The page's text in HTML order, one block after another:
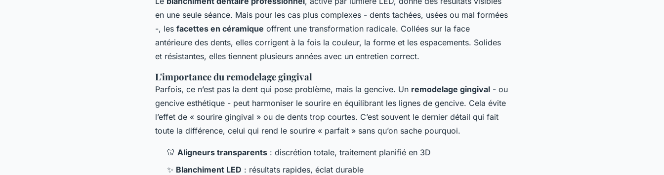
en une seule séance. Mais pour les cas plus complexes - dents tachées, usées ou mal formées
-, les facettes en céramique offrent une transformation radicale. Collées sur la face
antérieure des dents, elles corrigent à la fois la couleur, la forme et les espacements. Solides
et résistantes, elles tiennent plusieurs années avec un entretien correct.
L'importance du remodelage gingival
Parfois, ce n’est pas la dent qui pose problème, mais la gencive. Un remodelage gingival - ou
gencive esthétique - peut harmoniser le sourire en équilibrant les lignes de gencive. Cela évite
l’effet de « sourire gingival » ou de dents trop courtes. C’est souvent le dernier détail qui fait
toute la différence, celui qui rend le sourire « parfait » sans qu’on sache pourquoi.
🦷 Aligneurs transparents : discrétion totale, traitement planifié en 3D
✨ Blanchiment LED : résultats rapides, éclat durable